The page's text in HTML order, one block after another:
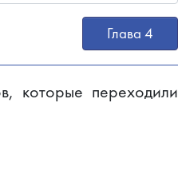
Глава 4
которые переходили